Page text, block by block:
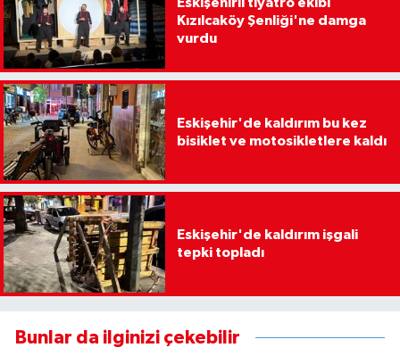
Kızılcaköy Şenliği'ne damga
vurdu
Eskişehir'de kaldırım bu kez
bisiklet ve motosikletlere kaldı
Eskişehir'de kaldırım işgali
tepki topladı
Bunlar da ilginizi çekebilir